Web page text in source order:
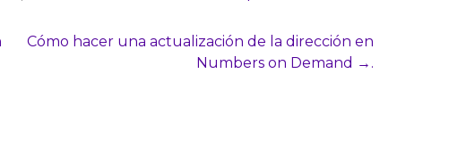
Cómo hacer una actualización de la dirección en
Numbers on Demand →.